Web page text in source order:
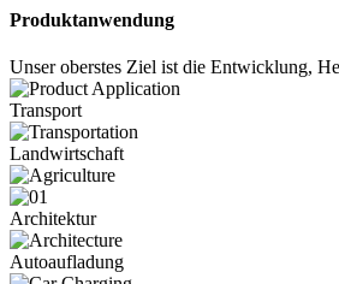
Produktanwendung
Unser oberstes Ziel ist die Entwicklung,
Transport
Landwirtschaft
Architektur
Autoaufladung